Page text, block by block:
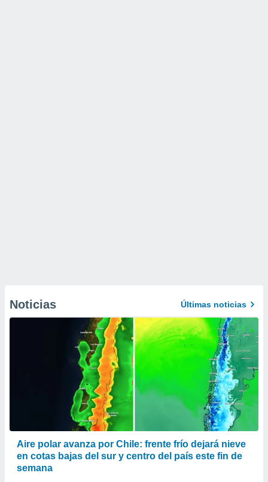
Noticias Últimas noticias
Aire polar avanza por Chile: frente frío dejará nieve
en cotas bajas del sur y centro del país este fin de
semana